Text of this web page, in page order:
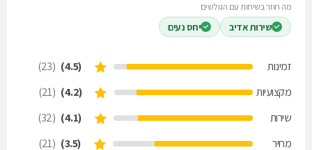
מה חוזר בשיחות עם הגולשים
שירות אדיב יחס נעים
זמינות (4.5)
(23)
מקצועיות
(4.2)
(21)
שירות
(4.1)
(32)
מחיר
(3.5)
(21)